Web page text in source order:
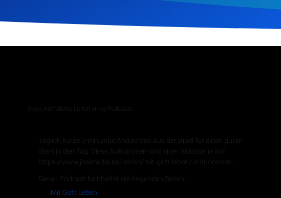
Diese Aufnahme ist teil eines Podcasts
Täglich kurze 2-minütige Andachten aus der Bibel für einen guten
Start in den Tag. Diese Aufnahmen sind einer Videoserie auf
https://www.joelmedia.de/serien/mit-gott-leben/ entnommen.
Dieser Podcast beinhaltet die folgenden Serien:
Mit Gott Leben